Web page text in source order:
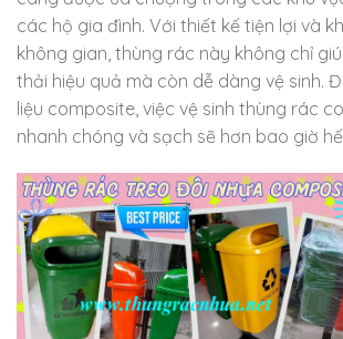
các hộ gia đình. Với thiết kế tiện lợi và
không gian, thùng rác này không chỉ
thải hiệu quả mà còn dễ dàng vệ sinh.
liệu composite, việc vệ sinh thùng rác
nhanh chóng và sạch sẽ hơn bao giờ